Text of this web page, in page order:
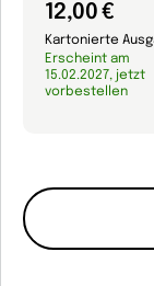
12,00 €
Kartonierte
Erscheint am
15.02.2027, jetzt
vorbestellen